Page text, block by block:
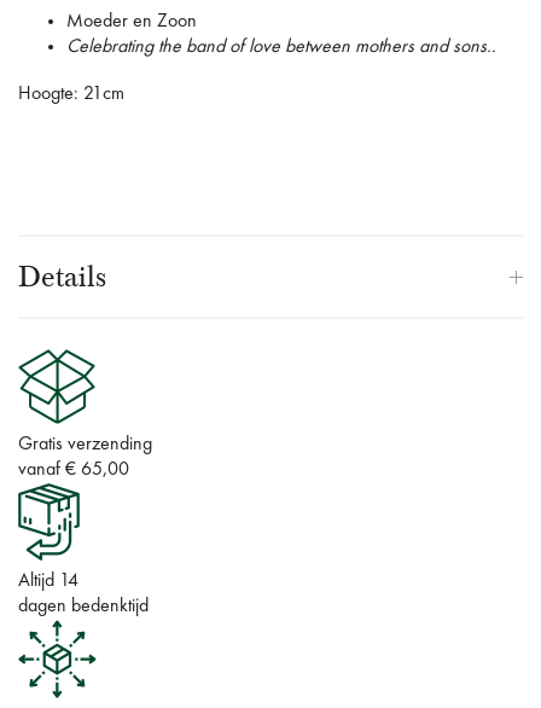
Moeder en Zoon
Celebrating the band of love between mothers and sons..
Hoogte: 21cm
Details
Gratis verzending
vanaf € 65,00
Altijd 14
dagen bedenktijd